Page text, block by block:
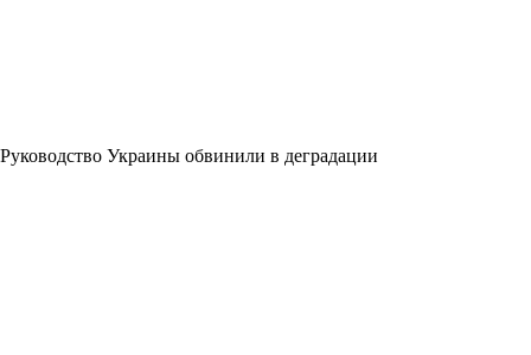
Руководство Украины обвинили в деградации